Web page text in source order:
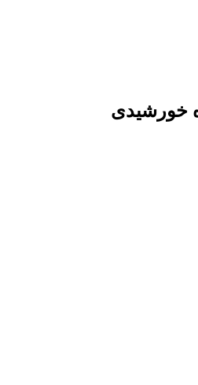
خورشیدی